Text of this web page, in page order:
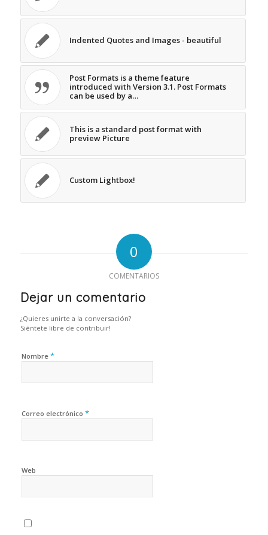
Indented Quotes and Images - beautiful
Post Formats is a theme feature
introduced with Version 3.1. Post Formats
can be used by a…
This is a standard post format with
preview Picture
Custom Lightbox!
0
COMENTARIOS
Dejar un comentario
¿Quieres unirte a la conversación?
Siéntete libre de contribuir!
Nombre *
Correo electrónico *
Web